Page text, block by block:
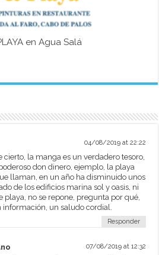
en Agua Salá
04/08/2019 at 22:22
cierto, la manga es un verdadero tesoro,
don dinero, ejemplo, la playa
llaman, en un año ha disminuido unos
de los edificios marina sol y oasis, ni
playa, no se repone, pregunta por qué,
información, un saludo cordial.
Responder
07/08/2019 at 12:32